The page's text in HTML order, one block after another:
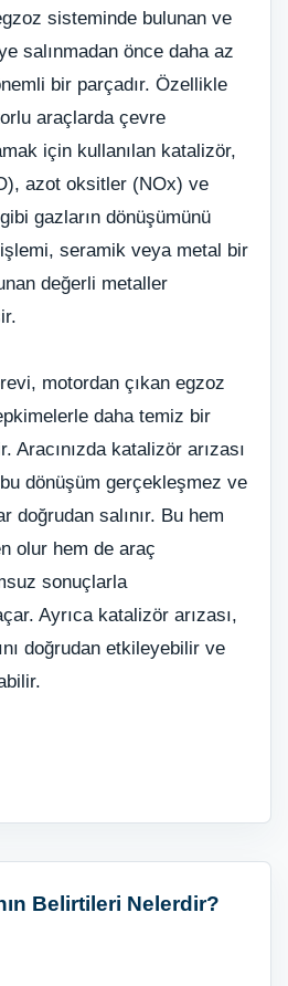
sisteminde bulunan ve
salınmadan önce daha az
bir parçadır. Özellikle
araçlarda çevre
için kullanılan katalizör,
azot oksitler (NOx) ve
gazların dönüşümünü
seramik veya metal bir
değerli metaller
motordan çıkan egzoz
daha temiz bir
Aracınızda katalizör arızası
dönüşüm gerçekleşmez ve
doğrudan salınır. Bu hem
olur hem de araç
sonuçlarla
Ayrıca katalizör arızası,
doğrudan etkileyebilir ve
Belirtileri Nelerdir?